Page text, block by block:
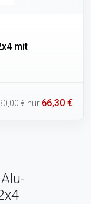
mit
€ nur 66,30 €